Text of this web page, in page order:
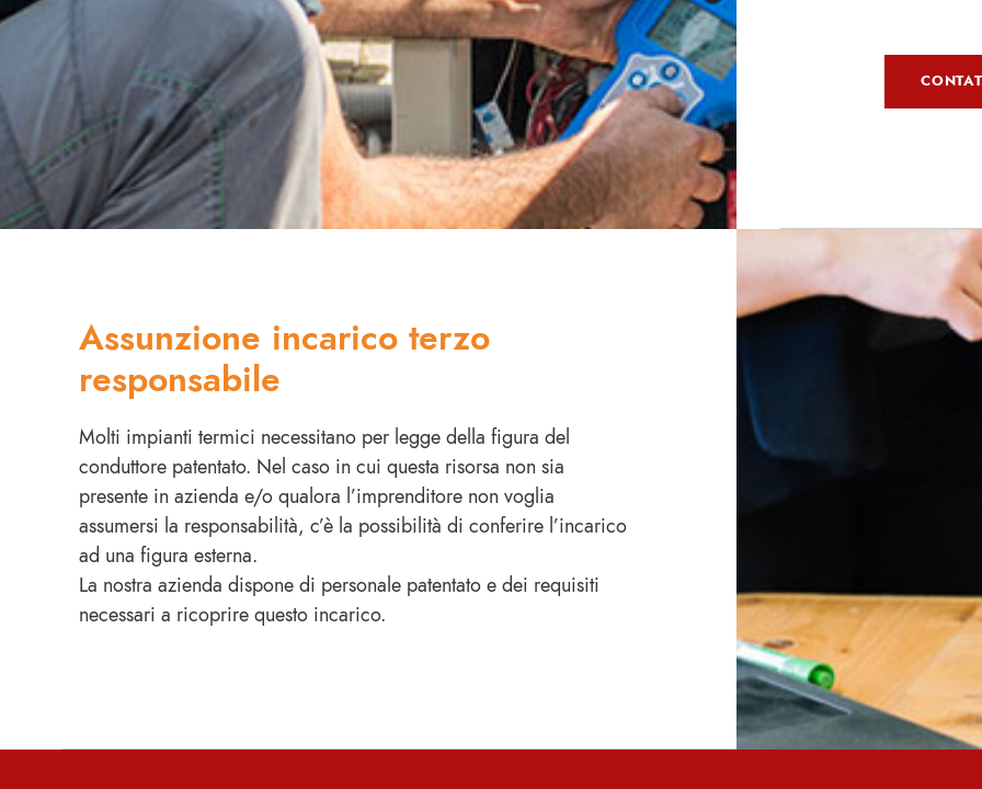
Assunzione incarico terzo
responsabile
Molti impianti termici necessitano per legge della figura del
conduttore patentato. Nel caso in cui questa risorsa non sia
presente in azienda e/o qualora l’imprenditore non voglia
assumersi la responsabilità, c’è la possibilità di conferire l’incarico
ad una figura esterna.
La nostra azienda dispone di personale patentato e dei requisiti
necessari a ricoprire questo incarico.